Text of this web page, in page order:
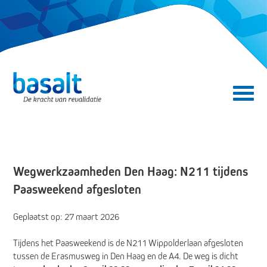
Direct naar de contentDirect naar de navigatie
Wegwerkzaamheden Den Haag: N211 tijdens
Paasweekend afgesloten
Geplaatst op: 27 maart 2026
Tijdens het Paasweekend is de N211 Wippolderlaan afgesloten
tussen de Erasmusweg in Den Haag en de A4. De weg is dicht